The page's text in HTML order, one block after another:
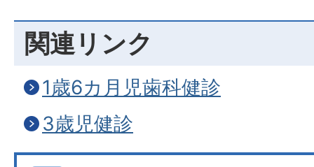
関連リンク
1歳6カ月児歯科健診
3歳児健診